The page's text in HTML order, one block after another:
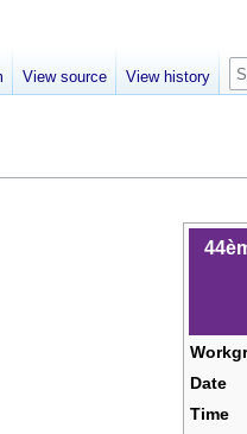
Date
Time
View source View history